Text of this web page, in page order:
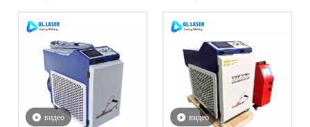
видео видео